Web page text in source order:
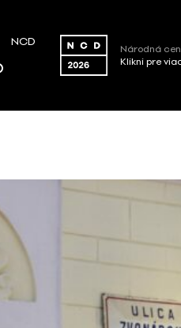
NCD
Národná
Klikni pre